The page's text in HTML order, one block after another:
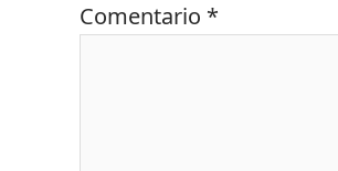
Comentario *